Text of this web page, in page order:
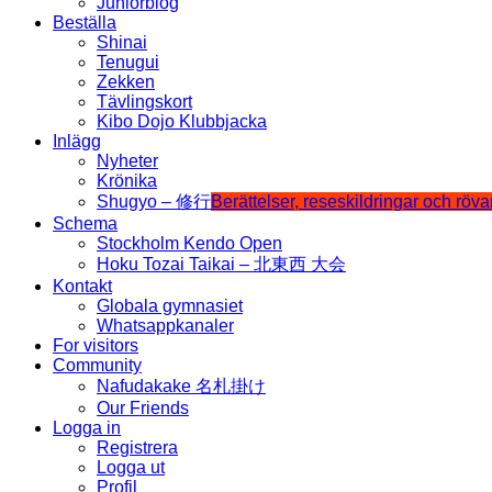
Beställa
Shinai
Tenugui
Zekken
Tävlingskort
Kibo Dojo Klubbjacka
Inlägg
Nyheter
Krönika
Shugyo – 修行Berättelser, reseskildringar och
Schema
Stockholm Kendo Open
Hoku Tozai Taikai – 北東西 大会
Kontakt
Globala gymnasiet
Whatsappkanaler
For visitors
Community
Nafudakake 名札掛け
Our Friends
Logga in
Registrera
Logga ut
Profil